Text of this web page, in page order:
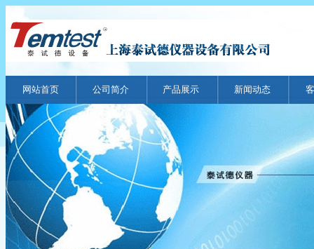
网站首页 公司简介 产品展示 新闻动态